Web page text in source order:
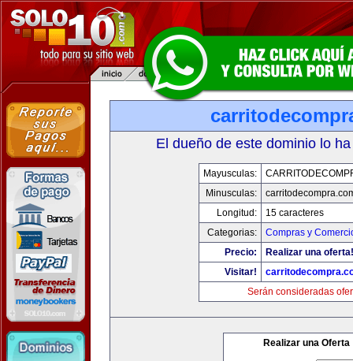
El dueño de este dominio lo
Mayusculas:
Minusculas:
Longitud:
15 caracteres
Categorias:
Compras y
Precio:
Realizar una oferta!
Visitar!
Serán consideradas
Realizar una Oferta